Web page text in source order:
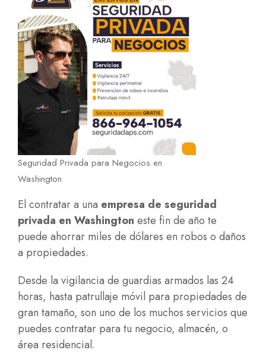
Seguridad Privada para Negocios en
Washington
El contratar a una empresa de seguridad
privada en Washington este fin de año te
puede ahorrar miles de dólares en robos o daños
a propiedades.
Desde la vigilancia de guardias armados las 24
horas, hasta patrullaje móvil para propiedades de
gran tamaño, son uno de los muchos servicios que
puedes contratar para tu negocio, almacén, o
área residencial.